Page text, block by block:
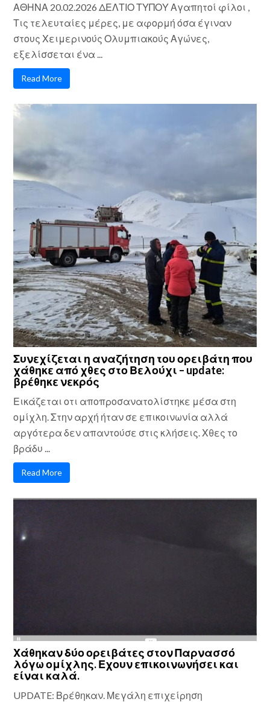
ΑΘΗΝΑ 20.02.2026 ΔΕΛΤΙΟ ΤΥΠΟΥ Αγαπητοί φίλοι ,
Τις τελευταίες μέρες, με αφορμή όσα έγιναν
στους Χειμερινούς Ολυμπιακούς Αγώνες,
εξελίσσεται ένα ...
Read More
Συνεχίζεται η αναζήτηση του ορειβάτη που
χάθηκε από χθες στο Βελούχι – update:
βρέθηκε νεκρός
Εικάζεται οτι αποπροσανατολίστηκε μέσα στη
ομίχλη. Στην αρχή ήταν σε επικοινωνία αλλά
αργότερα δεν απαντούσε στις κλήσεις. Χθες το
βράδυ ...
Read More
Χάθηκαν δύο ορειβάτες στον Παρνασσό
λόγω ομίχλης. Εχουν επικοινωνήσει και
είναι καλά.
UPDATE: Βρέθηκαν. Μεγάλη επιχείρηση